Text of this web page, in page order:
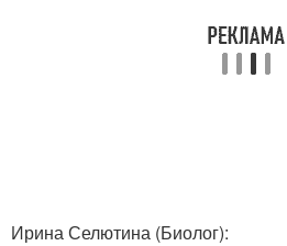
Ирина Селютина (Биолог):